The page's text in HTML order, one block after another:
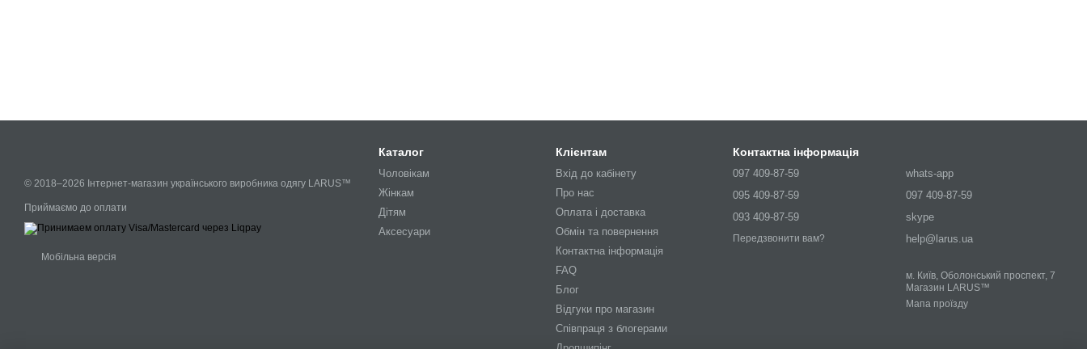
© 2018–2026 Інтернет-магазин українського виробника одягу LARUS™
Приймаємо до оплати
Мобільна версія
Каталог
Чоловікам
Жінкам
Дітям
Аксесуари
Клієнтам
Вхід до кабінету
Про нас
Оплата і доставка
Обмін та повернення
Контактна інформація
FAQ
Блог
Відгуки про магазин
Співпраця з блогерами
Дропшипінг
Контактна інформація
097 409-87-59
095 409-87-59
093 409-87-59
Передзвонити вам?
whats-app
097 409-87-59
skype
help@larus.ua
м. Київ, Оболонський проспект, 7
Магазин LARUS™
Мапа проїзду